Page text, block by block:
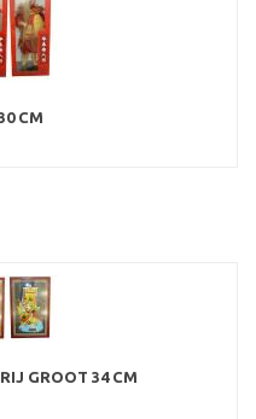
CM
GROOT 34 CM